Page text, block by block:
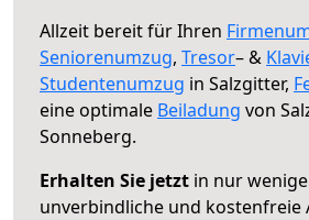
Allzeit bereit für Ihren
Seniorenumzug, Tresor– &
Studentenumzug in Salzgitter,
eine optimale Beiladung von
Sonneberg.
Erhalten Sie jetzt in nur
unverbindliche und kostenfreie